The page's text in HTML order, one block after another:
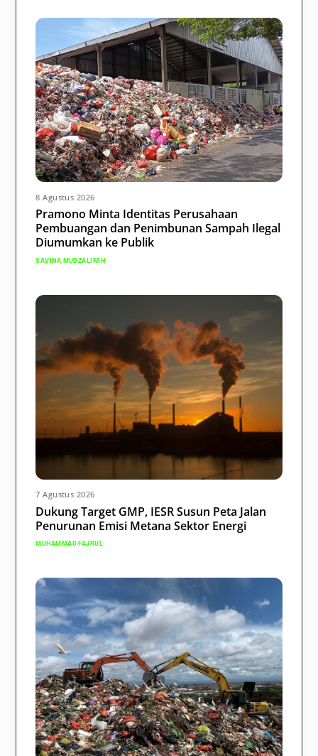
8 Agustus 2026
Pramono Minta Identitas Perusahaan
Pembuangan dan Penimbunan Sampah Ilegal
Diumumkan ke Publik
SAVINA MUDZALIFAH
7 Agustus 2026
Dukung Target GMP, IESR Susun Peta Jalan
Penurunan Emisi Metana Sektor Energi
MUHAMMAD FAJRUL